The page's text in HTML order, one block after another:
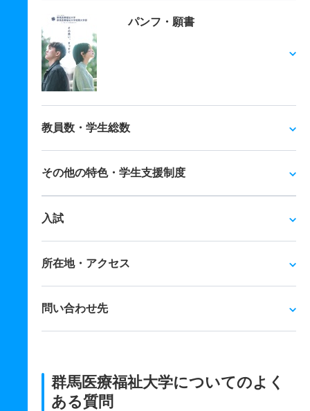
パンフ・願書
教員数・学生総数
その他の特色・学生支援制度
入試
所在地・アクセス
問い合わせ先
群馬医療福祉大学についてのよく
ある質問